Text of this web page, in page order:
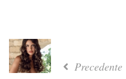
Precedente